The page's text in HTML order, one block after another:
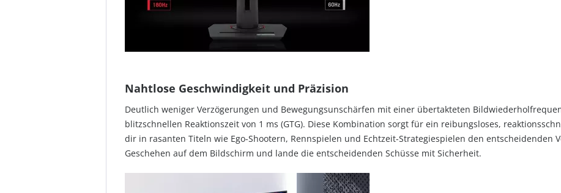
Nahtlose Geschwindigkeit und Präzision
Deutlich weniger Verzögerungen und Bewegungsunschärfen mit einer übertakteten
blitzschnellen Reaktionszeit von 1 ms (GTG). Diese Kombination sorgt für ein reibungsloses,
dir in rasanten Titeln wie Ego-Shootern, Rennspielen und Echtzeit-Strategiespielen den entscheidenden
Geschehen auf dem Bildschirm und lande die entscheidenden Schüsse mit Sicherheit.